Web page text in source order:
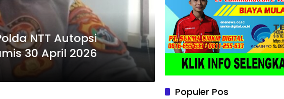
NTT Autopsi
30 April 2026
Populer Pos